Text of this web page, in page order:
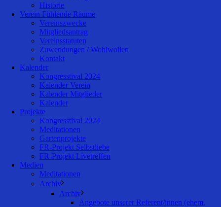
Historie
Verein Fühlende Räume
Vereinszwecke
Mitgliedsantrag
Vereinsstatuten
Zuwendungen / Wohlwollen
Kontakt
Kalender
Kongresstival 2024
Kalender Verein
Kalender Mitglieder
Kalender
Projekte
Kongresstival 2024
Meditationen
Gartenprojekte
FR-Projekt Selbstliebe
FR-Projekt Livetreffen
Medien
Meditationen
Archiv
Archiv
Angebote unserer Referent/innen (ehem.